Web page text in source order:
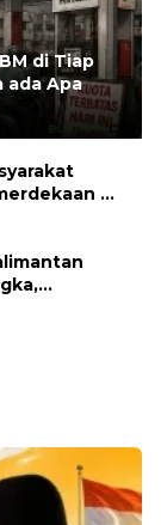
di Tiap
ada Apa
RI
Merah